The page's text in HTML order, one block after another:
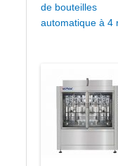
de bouteilles
automatique à 4